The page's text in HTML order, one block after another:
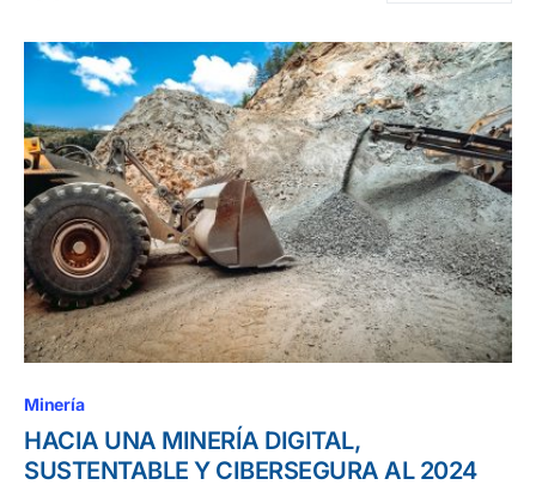
Minería
HACIA UNA MINERÍA DIGITAL,
SUSTENTABLE Y CIBERSEGURA AL 2024